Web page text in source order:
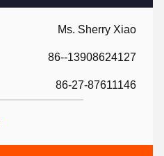
Ms. Sherry Xiao
86--13908624127
86-27-87611146